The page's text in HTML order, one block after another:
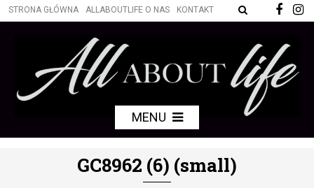
STRONA GŁÓWNA ALLABOUTLIFE O NAS KONTAKT
MENU
GC8962 (6) (small)